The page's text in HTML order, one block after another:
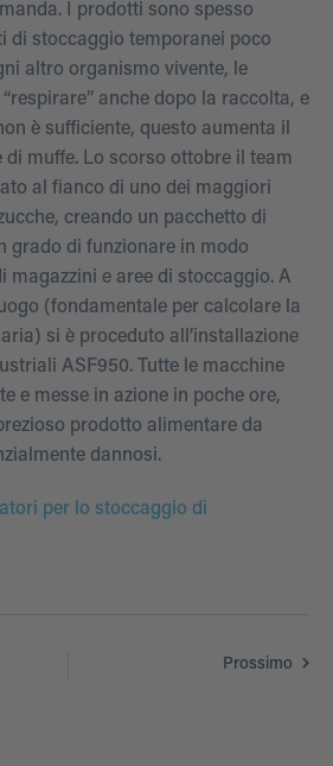
I prodotti sono spesso
di stoccaggio temporanei poco
altro organismo vivente, le
anche dopo la raccolta, e
è sufficiente, questo aumenta il
muffe. Lo scorso ottobre il team
al fianco di uno dei maggiori
creando un pacchetto di
grado di funzionare in modo
magazzini e aree di stoccaggio. A
(fondamentale per calcolare la
si è proceduto all’installazione
ASF950. Tutte le macchine
e messe in azione in poche ore,
prodotto alimentare da
dannosi.
per lo stoccaggio di
Prossimo